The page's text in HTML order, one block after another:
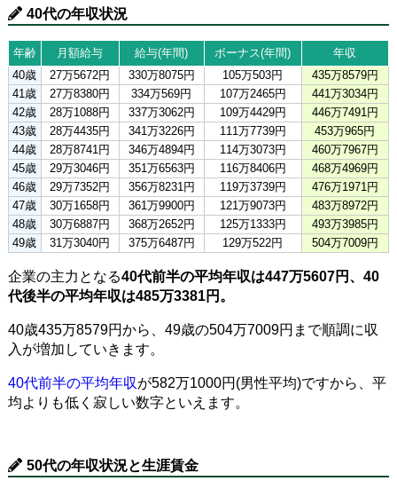
40代の年収状況
年齢 月額給与 給与(年間) ボーナス(年間)
年収
40歳
27万5672円 330万8075円 105万503円
435万8579円
41歳
27万8380円 334万569円 107万2465円
441万3034円
42歳
28万1088円 337万3062円 109万4429円
446万7491円
43歳
28万4435円 341万3226円 111万7739円
453万965円
44歳
28万8741円 346万4894円 114万3073円
460万7967円
45歳
29万3046円 351万6563円 116万8406円
468万4969円
46歳
29万7352円 356万8231円 119万3739円
476万1971円
47歳
30万1658円 361万9900円 121万9073円
483万8972円
48歳
30万6887円 368万2652円 125万1333円
493万3985円
49歳
31万3040円 375万6487円 129万522円 504万7009円
企業の主力となる40代前半の平均年収は447万5607円、40
代後半の平均年収は485万3381円。
40歳435万8579円から、49歳の504万7009円まで順調に収
入が増加していきます。
40代前半の平均年収が582万1000円(男性平均)ですから、平
均よりも低く寂しい数字といえます。
50代の年収状況と生涯賃金